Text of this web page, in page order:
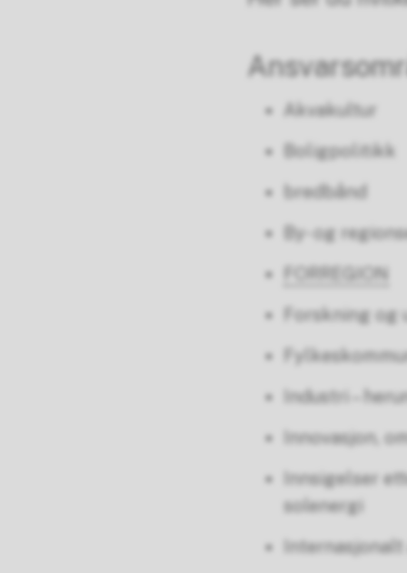
Akvakultur
Boligpolitikk
bredbånd
By- og
FORREGION
Forskning
Industri –
Innovasjon,
Innsigelser
solenergi